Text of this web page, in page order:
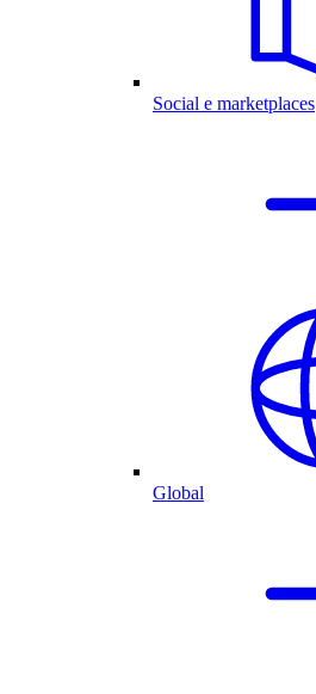
Social e marketplaces
Global